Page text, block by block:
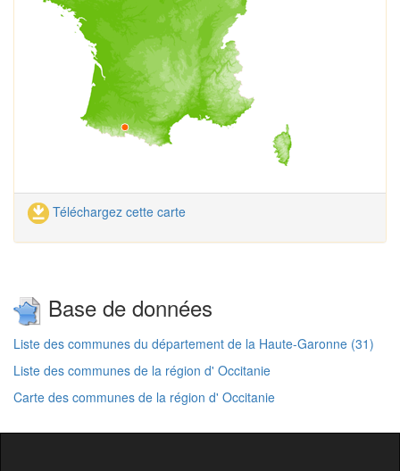
Téléchargez cette carte
Base de données
Liste des communes du département de la Haute-Garonne (31)
Liste des communes de la région d' Occitanie
Carte des communes de la région d' Occitanie